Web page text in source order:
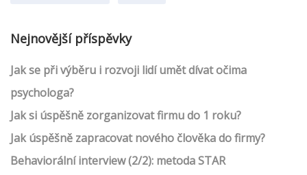
Nejnovější příspěvky
Jak se při výběru i rozvoji lidí umět dívat očima
psychologa?
Jak si úspěšně zorganizovat firmu do 1 roku?
Jak úspěšně zapracovat nového člověka do firmy?
Behaviorální interview (2/2): metoda STAR